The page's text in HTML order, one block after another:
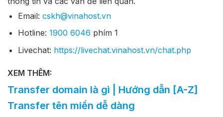
Email: cskh@vinahost.vn
Hotline: 1900 6046 phím 1
Livechat: https://livechat.vinahost.vn/chat.php
XEM THÊM:
Transfer domain là gì | Hướng dẫn [A-Z]
Transfer tên miền dễ dàng